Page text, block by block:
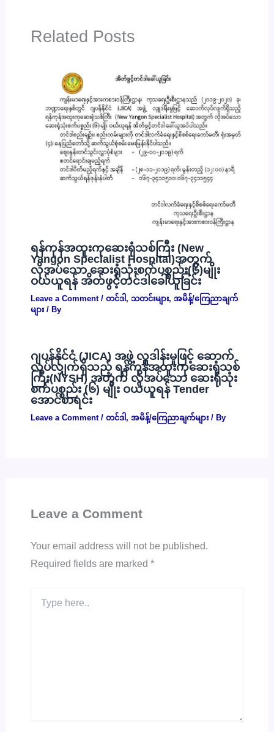
Related Posts
ရန်ကုန်အထူးကုဆေးရုံသစ်ကြီး (New
Yangon Specialist Hospital)အတွက်
လိုအပ်သော ဆေးရုံသုံးစက်ပစ္စည်း(၆)မျိုး
ဝယ်ယူရန် အိတ်ဖွင့်တင်ဒါခေါ်ယူခြင်း
Leave a Comment / တင်ဒါ , သတင်းများ, အမိန့်/ကြေညာချက်
များ/ By
ဂျပန်နိုင်ငံ (JICA) အဖွဲ့ လှူဒါန်းမှုဖြင့် ဆောက်
လုပ်လျှက်ရှိသည့် ရန်ကုန်အထူးကုဆေးရုံသစ်
ကြီး(NYSH) အတွက် လိုအပ်သော ဆေးရုံသုံး
စက်ပစ္စည်း (၆) မျိုး ဝယ်ယူရန် Tender
အောင်စာရင်း
Leave a Comment / တင်ဒါ , အမိန့်/ကြေညာချက်များ/ By
Leave a Comment
Your email address will not be published.
Required fields are marked *
here..